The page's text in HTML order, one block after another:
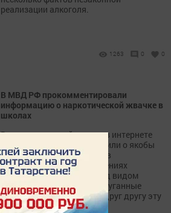
реализации алкоголя.
1263 0 0
В МВД РФ прокомментировали
информацию о наркотической жвачке в
школах
В конце минувшей недели в интернете
анонимные авторы сообщили о якобы
имеющихся фактах сбыта в
образовательных учреждениях
наркотических средств под видом
жевательных резинок. Испуганные
родители пересказывали друг другу эту
новость в соцсетях.